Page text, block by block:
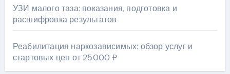
УЗИ малого таза: показания, подготовка и
расшифровка результатов
Реабилитация наркозависимых: обзор услуг и
стартовых цен от 25000 ₽